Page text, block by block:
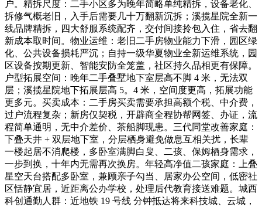
户。精拆尺度：二手小区多为晚年简略单纯精拆，设备老化、
拆修气概老旧，入手后需要几十万翻新沉拆；溪揽星院全新一
线品牌精拆，四大舒服系统配齐，交付间接拎包入住，省去翻
新成本取时间。物业运维：老旧二手房物业能力下滑，园区绿
化、公共设备损耗严沉；自持一级华夏物业全新运维系统，园
区设备按期更新、智能安防全笼盖，社区持久品相更有保障。
户型拓展空间：晚年二手叠墅地下室层高不脚 4 米，无法双
层；溪揽星院地下拓展层高 5。4 米，空间度更高，拓展功能
更多元。买卖成本：二手房买卖需要承担高额个税、中介费，
过户流程复杂；新房仅契税，开辟商全程协帮网签、办证，流
程简单通明，无中介差价、茶船脚现患。三代同堂改善家庭：
下叠天井 + 双层地下室，分层栖身避免做息互相关扰，长辈
一楼起居不消爬楼，多卧室满脚白叟、二孩、保姆栖身需求，
一步到换，十年内无需再次换房。年轻高净值二孩家庭：上叠
星空天台搭配多卧室，兼顾亲子勾当、居家办公空间，低密社
区恬静宜居，近距离公办学校，处理后代教育接送难题。城西
科创通勤人群：近地铁 19 号线 分钟抵达将来科技城、云城，